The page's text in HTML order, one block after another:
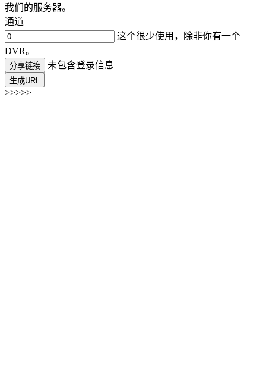
我们的服务器。
通道
这个很少使用，除非你有一个
DVR。
分享链接 未包含登录信息
生成URL
>>>>>